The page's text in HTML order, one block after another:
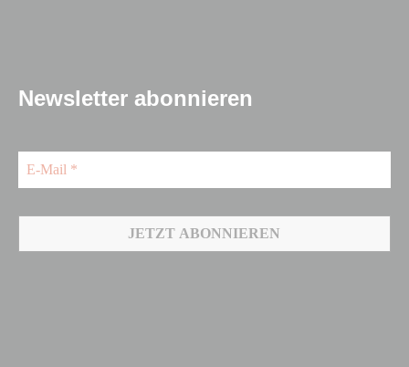
Newsletter abonnieren